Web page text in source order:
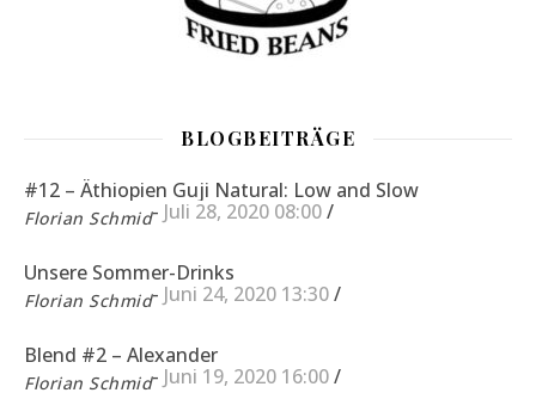
BLOGBEITRÄGE
#12 – Äthiopien Guji Natural: Low and Slow
- Juli 28, 2020 08:00/
Florian Schmid
Unsere Sommer-Drinks
- Juni 24, 2020 13:30/
Florian Schmid
Blend #2 – Alexander
- Juni 19, 2020 16:00/
Florian Schmid